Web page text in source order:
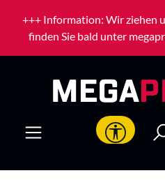
Zum Hauptinhalt springen
+++ Information: Wir ziehen
finden Sie bald unter